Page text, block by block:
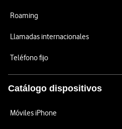
Roaming
Llamadas internacionales
Teléfono fijo
Catálogo dispositivos
Móviles iPhone